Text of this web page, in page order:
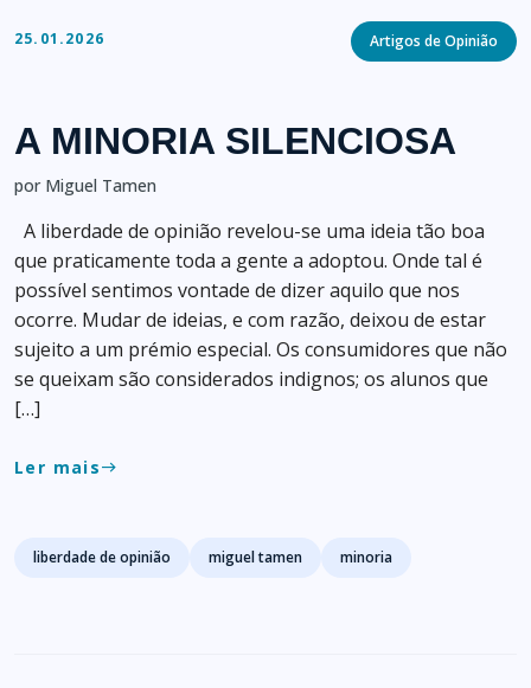
25.01.2026 Categories
Artigos de Opinião
A MINORIA SILENCIOSA
por Miguel Tamen
A liberdade de opinião revelou-se uma ideia tão boa
que praticamente toda a gente a adoptou. Onde tal é
possível sentimos vontade de dizer aquilo que nos
ocorre. Mudar de ideias, e com razão, deixou de estar
sujeito a um prémio especial. Os consumidores que não
se queixam são considerados indignos; os alunos que
[…]
Ler maiseast
Tags
liberdade de opinião miguel tamen minoria